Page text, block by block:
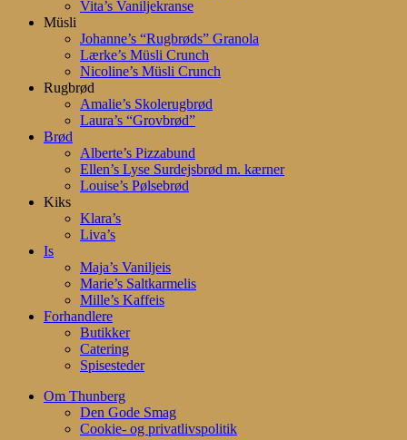
Vita’s Vaniljekranse
Müsli
Johanne’s “Rugbrøds” Granola
Lærke’s Müsli Crunch
Nicoline’s Müsli Crunch
Rugbrød
Amalie’s Skolerugbrød
Laura’s “Grovbrød”
Brød
Alberte’s Pizzabund
Ellen’s Lyse Surdejsbrød m. kærner
Louise’s Pølsebrød
Kiks
Klara’s
Liva’s
Is
Maja’s Vaniljeis
Marie’s Saltkarmelis
Mille’s Kaffeis
Forhandlere
Butikker
Catering
Spisesteder
Om Thunberg
Den Gode Smag
Cookie- og privatlivspolitik